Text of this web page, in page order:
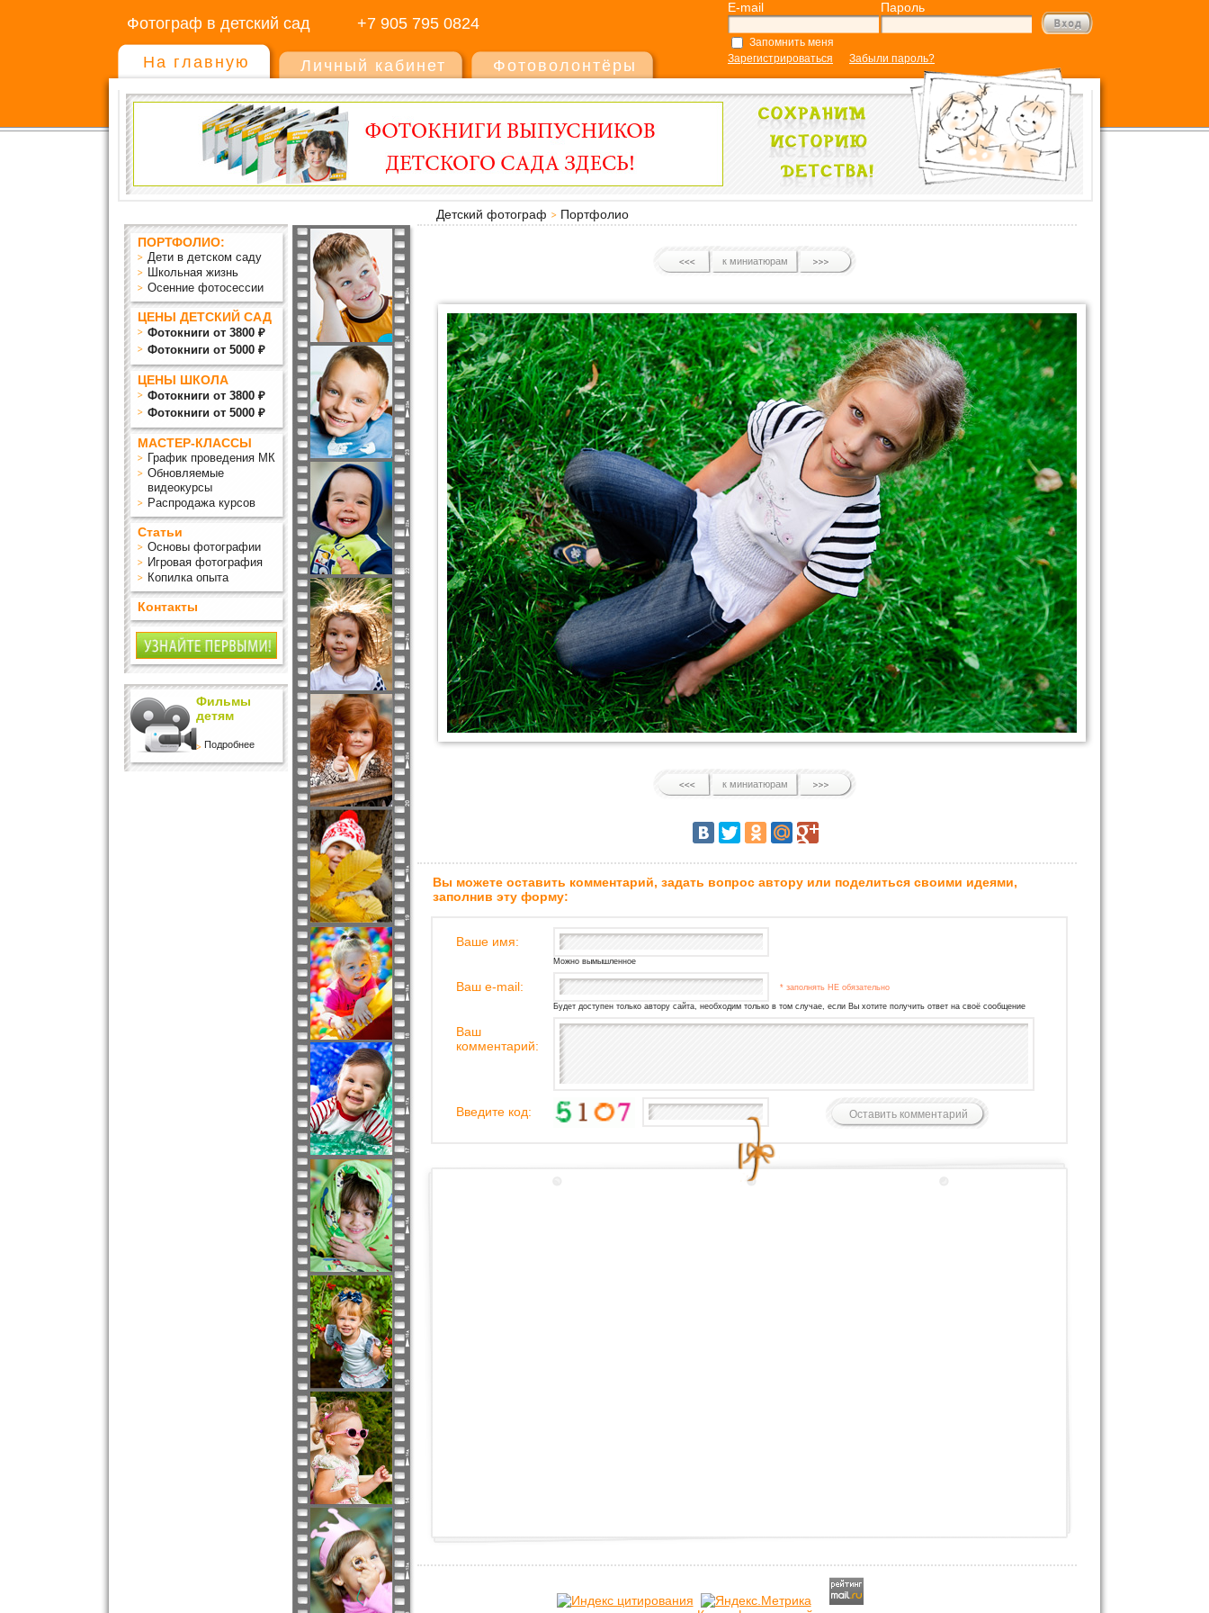
Фотограф в детский сад +7 905 795 0824
E-mail Пароль
Запомнить меня
Зарегистрироваться
Забыли пароль?
На главную Личный кабинет Фотоволонтёры
Детский фотограф
Портфолио
ПОРТФОЛИО:
Дети в детском саду
Школьная жизнь
Осенние фотосессии
ЦЕНЫ ДЕТСКИЙ САД
Фотокниги от 3800 ₽
Фотокниги от 5000 ₽
ЦЕНЫ ШКОЛА
Фотокниги от 3800 ₽
Фотокниги от 5000 ₽
МАСТЕР-КЛАССЫ
График проведения МК
Обновляемые
видеокурсы
Распродажа курсов
Статьи
Основы фотографии
Игровая фотография
Копилка опыта
Контакты
Фильмы
детям
Подробнее
к миниатюрам
к миниатюрам
Вы можете оставить комментарий, задать вопрос автору или поделиться своими идеями,
заполнив эту форму:
Ваше имя:
Можно вымышленное
Ваш e-mail: * заполнять НЕ обязательно
Будет доступен только автору сайта, необходим только в том случае, если Вы хотите получить ответ на своё сообщение
Ваш
комментарий:
Введите код: